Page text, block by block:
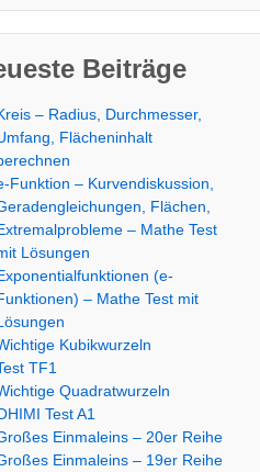
Beiträge
– Radius, Durchmesser,
Flächeninhalt
Funktion – Kurvendiskussion,
Flächen,
– Mathe Test
Lösungen
(e-
– Mathe Test mit
Kubikwurzeln
TF1
Quadratwurzeln
Test A1
Einmaleins – 20er Reihe
Einmaleins – 19er Reihe